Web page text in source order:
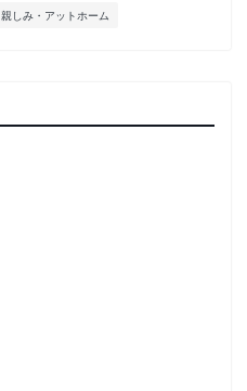
親しみ・アットホーム